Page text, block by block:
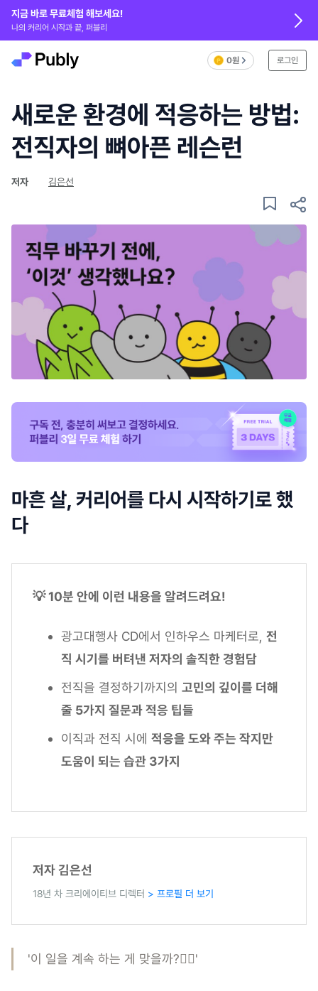
지금 바로 무료체험 해보세요!
나의 커리어 시작과 끝, 퍼블리
0원 로그인
새로운 환경에 적응하는 방법:
전직자의 뼈아픈 레슨런
저자 김은선
마흔 살, 커리어를 다시 시작하기로 했
다
💡 10분 안에 이런 내용을 알려드려요!
광고대행사 CD에서 인하우스 마케터로, 전
직 시기를 버텨낸 저자의 솔직한 경험담
전직을 결정하기까지의 고민의 깊이를 더해
줄 5가지 질문과 적응 팁들
이직과 전직 시에 적응을 도와 주는 작지만
도움이 되는 습관 3가지
저자 김은선
18년 차 크리에이티브 디렉터 > 프로필 더 보기
'이 일을 계속 하는 게 맞을까?😶‍🌫️'